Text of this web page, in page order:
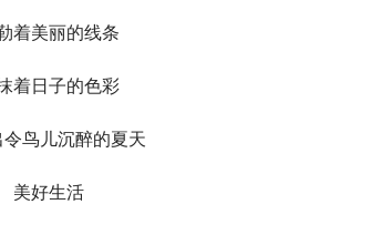
着美丽的线条
着日子的色彩
令鸟儿沉醉的夏天
美好生活